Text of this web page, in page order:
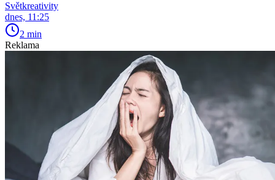
Světkreativity
dnes, 11:25
2 min
Reklama